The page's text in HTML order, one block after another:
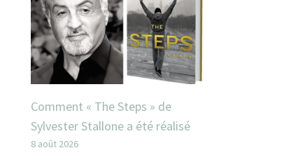
Comment « The Steps » de
Sylvester Stallone a été réalisé
8 août 2026